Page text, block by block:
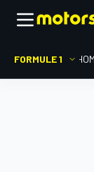
FORMULE 1